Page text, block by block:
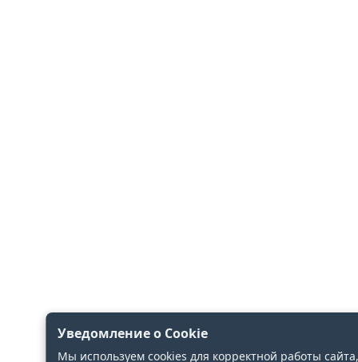
Уведомление о Cookie
Мы используем cookies для корректной работы